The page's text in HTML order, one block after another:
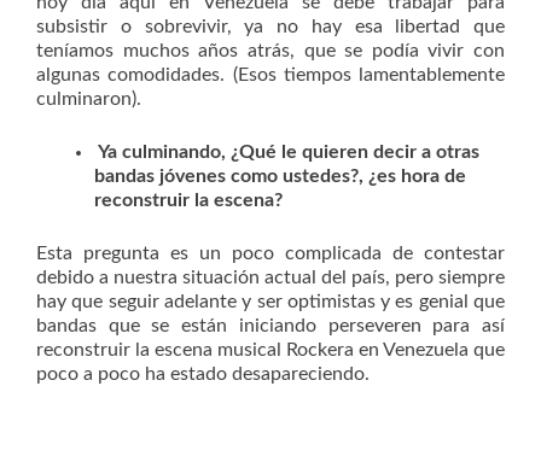
subsistir o sobrevivir, ya no hay esa libertad que
teníamos muchos años atrás, que se podía vivir con
algunas comodidades. (Esos tiempos lamentablemente
culminaron).
Ya culminando, ¿Qué le quieren decir a otras
bandas jóvenes como ustedes?, ¿es hora de
reconstruir la escena?
Esta pregunta es un poco complicada de contestar
debido a nuestra situación actual del país, pero siempre
hay que seguir adelante y ser optimistas y es genial que
bandas que se están iniciando perseveren para así
reconstruir la escena musical Rockera en Venezuela que
poco a poco ha estado desapareciendo.